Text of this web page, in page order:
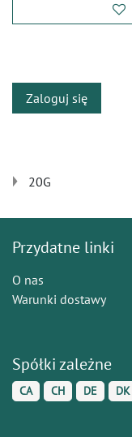
Zaloguj się
20G
Przydatne linki
O nas
Warunki dostawy
Spółki zależne
CA CH DE DK